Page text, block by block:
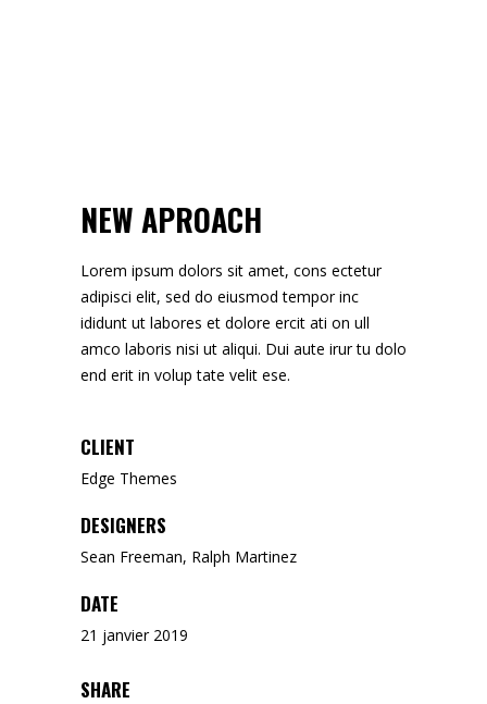
NEW APROACH
Lorem ipsum dolors sit amet, cons ectetur
adipisci elit, sed do eiusmod tempor inc
ididunt ut labores et dolore ercit ati on ull
amco laboris nisi ut aliqui. Dui aute irur tu dolo
end erit in volup tate velit ese.
CLIENT
Edge Themes
DESIGNERS
Sean Freeman, Ralph Martinez
DATE
21 janvier 2019
SHARE